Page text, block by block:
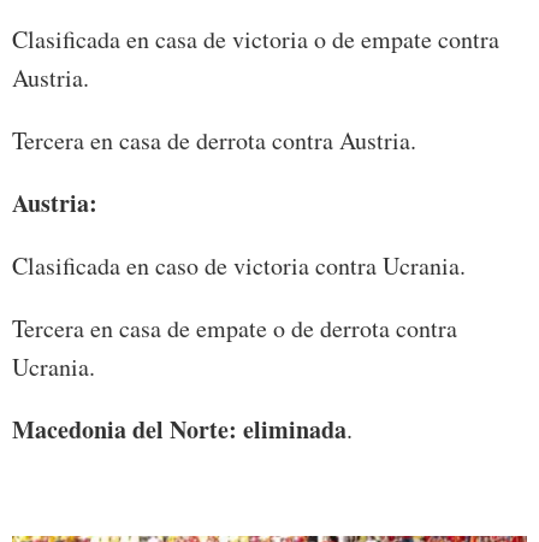
Clasificada en casa de victoria o de empate contra
Austria.
Tercera en casa de derrota contra Austria.
Austria:
Clasificada en caso de victoria contra Ucrania.
Tercera en casa de empate o de derrota contra
Ucrania.
Macedonia del Norte: eliminada.